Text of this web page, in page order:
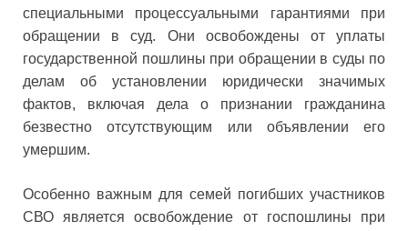
специальными процессуальными гарантиями при
обращении в суд. Они освобождены от уплаты
государственной пошлины при обращении в суды по
делам об установлении юридически значимых
фактов, включая дела о признании гражданина
безвестно отсутствующим или объявлении его
умершим.
Особенно важным для семей погибших участников
СВО является освобождение от госпошлины при